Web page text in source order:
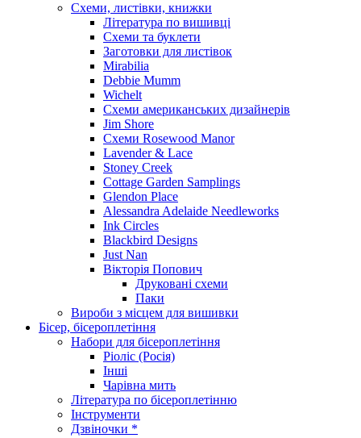
Схеми, листівки, книжки
Література по вишивці
Схеми та буклети
Заготовки для листівок
Mirabilia
Debbie Mumm
Wichelt
Схеми американських дизайнерів
Jim Shore
Cхеми Rosewood Manor
Lavender & Lace
Stoney Creek
Cottage Garden Samplings
Glendon Place
Alessandra Adelaide Needleworks
Ink Circles
Blackbird Designs
Just Nan
Вікторія Попович
Друковані схеми
Паки
Вироби з місцем для вишивки
Бісер, бісероплетіння
Набори для бісероплетіння
Ріоліс (Росія)
Інші
Чарівна мить
Література по бісероплетінню
Інструменти
Дзвіночки *